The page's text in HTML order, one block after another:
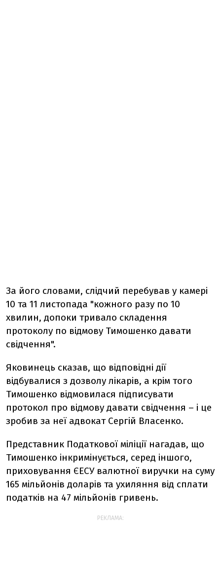
За його словами, слідчий перебував у камері
10 та 11 листопада "кожного разу по 10
хвилин, допоки тривало складення
протоколу по відмову Тимошенко давати
свідчення".
Яковинець сказав, що відповідні дії
відбувалися з дозволу лікарів, а крім того
Тимошенко відмовилася підписувати
протокол про відмову давати свідчення – і це
зробив за неї адвокат Сергій Власенко.
Представник Податкової міліції нагадав, що
Тимошенко інкримінується, серед іншого,
приховування ЄЕСУ валютної виручки на суму
165 мільйонів доларів та ухиляння від сплати
податків на 47 мільйонів гривень.
РЕКЛАМА: